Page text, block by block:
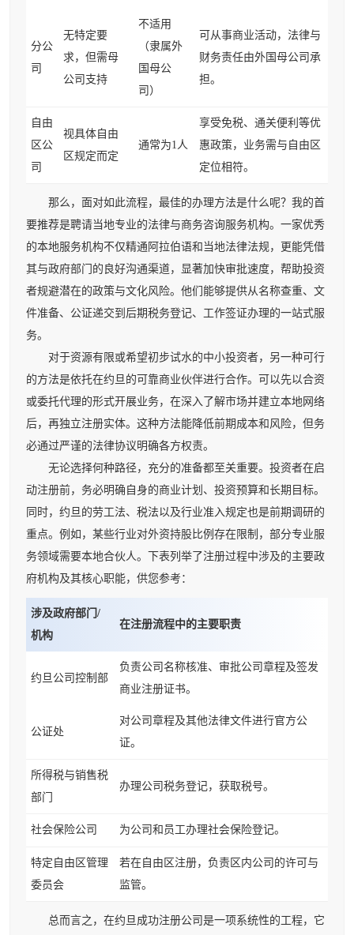
分公
司
无特定要
求，但需母
公司支持
不适用
（隶属外
国母公
司）
可从事商业活动，法律与
财务责任由外国母公司承
担。
自由
区公
司
视具体自由
区规定而定
通常为1人
享受免税、通关便利等优
惠政策，业务需与自由区
定位相符。
那么，面对如此流程，最佳的办理方法是什么呢？我的首
要推荐是聘请当地专业的法律与商务咨询服务机构。一家优秀
的本地服务机构不仅精通阿拉伯语和当地法律法规，更能凭借
其与政府部门的良好沟通渠道，显著加快审批速度，帮助投资
者规避潜在的政策与文化风险。他们能够提供从名称查重、文
件准备、公证递交到后期税务登记、工作签证办理的一站式服
务。
对于资源有限或希望初步试水的中小投资者，另一种可行
的方法是依托在约旦的可靠商业伙伴进行合作。可以先以合资
或委托代理的形式开展业务，在深入了解市场并建立本地网络
后，再独立注册实体。这种方法能降低前期成本和风险，但务
必通过严谨的法律协议明确各方权责。
无论选择何种路径，充分的准备都至关重要。投资者在启
动注册前，务必明确自身的商业计划、投资预算和长期目标。
同时，约旦的劳工法、税法以及行业准入规定也是前期调研的
重点。例如，某些行业对外资持股比例存在限制，部分专业服
务领域需要本地合伙人。下表列举了注册过程中涉及的主要政
府机构及其核心职能，供您参考：
涉及政府部门/
机构
在注册流程中的主要职责
约旦公司控制部
负责公司名称核准、审批公司章程及签发
商业注册证书。
公证处
对公司章程及其他法律文件进行官方公
证。
所得税与销售税
部门
办理公司税务登记，获取税号。
社会保险公司 为公司和员工办理社会保险登记。
特定自由区管理
委员会
若在自由区注册，负责区内公司的许可与
监管。
总而言之，在约旦成功注册公司是一项系统性的工程，它